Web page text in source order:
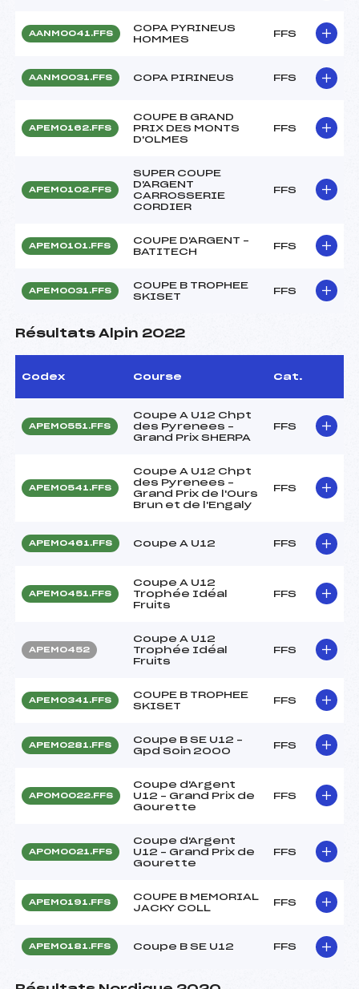
AANM0041.FFS
COPA PYRINEUS
HOMMES
FFS
AANM0031.FFS COPA PIRINEUS FFS
APEM0162.FFS
COUPE B GRAND
PRIX DES MONTS
D'OLMES
FFS
APEM0102.FFS
SUPER COUPE
D'ARGENT
CARROSSERIE
CORDIER
FFS
APEM0101.FFS
COUPE D'ARGENT –
BATITECH
FFS
APEM0031.FFS
COUPE B TROPHEE
SKISET
FFS
Résultats Alpin 2022
Codex Course Cat.
APEM0551.FFS
Coupe A U12 Chpt
des Pyrenees –
Grand Prix SHERPA
FFS
APEM0541.FFS
Coupe A U12 Chpt
des Pyrenees –
Grand Prix de l'Ours
Brun et de l'Engaly
FFS
APEM0461.FFS Coupe A U12 FFS
APEM0451.FFS
Coupe A U12
Trophée Idéal
Fruits
FFS
APEM0452
Coupe A U12
Trophée Idéal
Fruits
FFS
APEM0341.FFS
COUPE B TROPHEE
SKISET
FFS
APEM0281.FFS
Coupe B SE U12 –
Gpd Soin 2000
FFS
APOM0022.FFS
Coupe d'Argent
U12 – Grand Prix de
Gourette
FFS
APOM0021.FFS
Coupe d'Argent
U12 – Grand Prix de
Gourette
FFS
APEM0191.FFS
COUPE B MEMORIAL
JACKY COLL
FFS
APEM0181.FFS Coupe B SE U12 FFS